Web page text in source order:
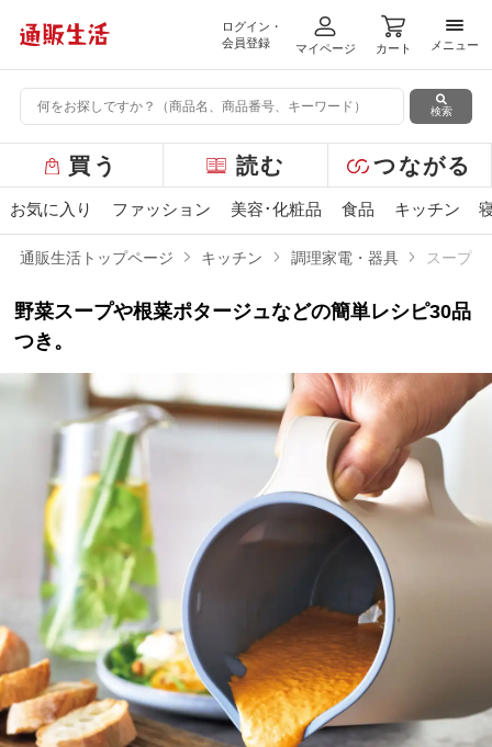
ログイン・
会員登録
マイページ カート
メニ
メニュー
検索
ー
バ
ュ
ー
買う 読む つながる
お気に入り ファッション 美容･化粧品 食品 キッチン
通販生活トップページ キッチン 調理家電・器具 スープポ
野菜スープや根菜ポタージュなどの簡単レシピ30品
つき。